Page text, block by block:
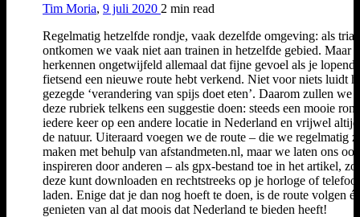
Tim Moria, 9 juli 2020 2 min read
Regelmatig hetzelfde rondje, vaak dezelfde omgeving: als
ontkomen we vaak niet aan trainen in hetzelfde gebied. Maar
herkennen ongetwijfeld allemaal dat fijne gevoel als je lopend
fietsend een nieuwe route hebt verkend. Niet voor niets luidt
gezegde ‘verandering van spijs doet eten’. Daarom zullen we
deze rubriek telkens een suggestie doen: steeds een mooie
iedere keer op een andere locatie in Nederland en vrijwel
de natuur. Uiteraard voegen we de route – die we regelmatig
maken met behulp van afstandmeten.nl, maar we laten ons ook
inspireren door anderen – als gpx-bestand toe in het artikel,
deze kunt downloaden en rechtstreeks op je horloge of
laden. Enige dat je dan nog hoeft te doen, is de route volgen
genieten van al dat moois dat Nederland te bieden heeft!